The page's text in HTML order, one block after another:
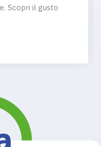
Scopri il gusto